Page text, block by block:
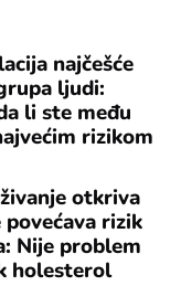
najčešće
ljudi:
li ste među
rizikom
otkriva
rizik
Nije problem
holesterol